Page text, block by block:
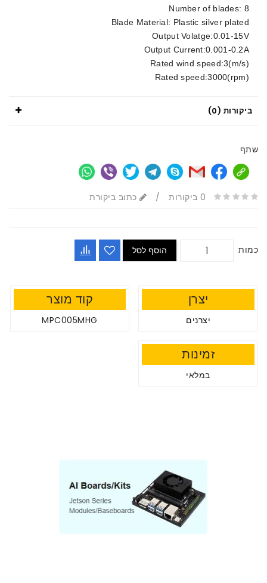
Number of blades: 8
Blade Material: Plastic silver plated
Output Volatge:0.01-15V
Output Current:0.001-0.2A
Rated wind speed:3(m/s)
Rated speed:3000(rpm)
ביקורות (0)
שתף
0 ביקורות / כתוב ביקורת
כמות הוסף לסל
יצרן
יצרנים
קוד מוצר
MPC005MHG
זמינות
במלאי